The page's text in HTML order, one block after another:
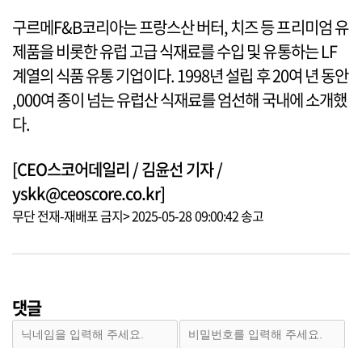
구르메F&B코리아는 프랑스산 버터, 치즈 등 프리미엄 유
제품을 비롯한 유럽 고급 식재료를 수입 및 유통하는 LF
계열의 식품 유통 기업이다. 1998년 설립 후 20여 년 동안
,000여 종이 넘는 유럽산 식재료를 엄선해 국내에 소개했
다.
[CEO스코어데일리 / 김윤선 기자 /
yskk@ceoscore.co.kr]
무단 전재-재배포 금지> 2025-05-28 09:00:42 송고
댓글